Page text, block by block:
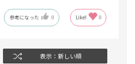
参考になった 0 Like! 0
表示：新しい順